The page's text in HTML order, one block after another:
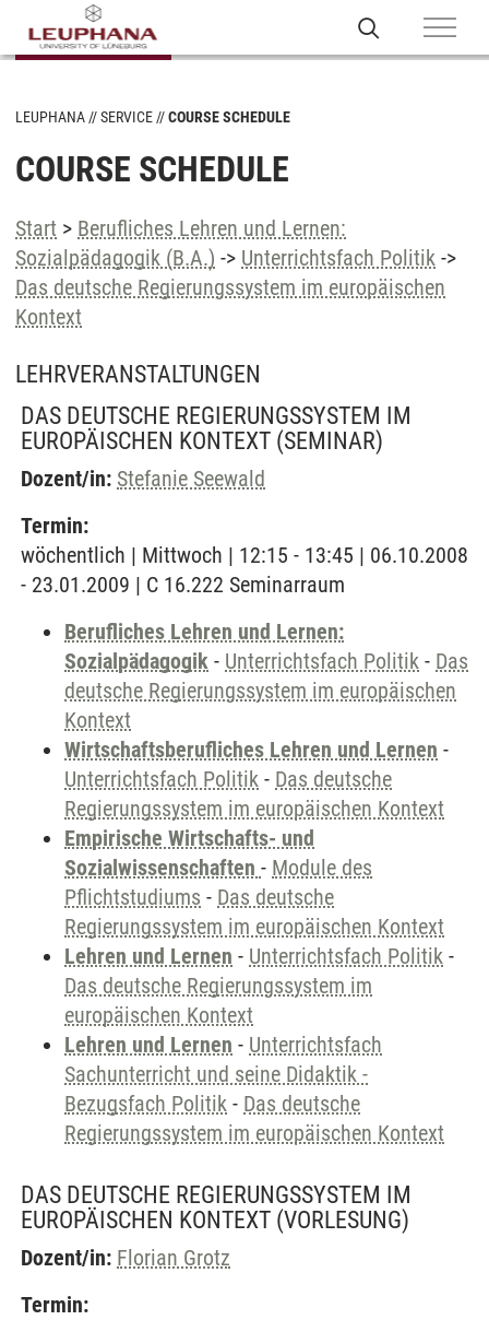
LEUPHANA SERVICE COURSE SCHEDULE
COURSE SCHEDULE
Start > Berufliches Lehren und Lernen:
Sozialpädagogik (B.A.) -> Unterrichtsfach Politik ->
Das deutsche Regierungssystem im europäischen
Kontext
LEHRVERANSTALTUNGEN
DAS DEUTSCHE REGIERUNGSSYSTEM IM
EUROPÄISCHEN KONTEXT (SEMINAR)
Dozent/in: Stefanie Seewald
Termin:
wöchentlich | Mittwoch | 12:15 - 13:45 | 06.10.2008
- 23.01.2009 | C 16.222 Seminarraum
Berufliches Lehren und Lernen:
Sozialpädagogik - Unterrichtsfach Politik - Das
deutsche Regierungssystem im europäischen
Kontext
Wirtschaftsberufliches Lehren und Lernen -
Unterrichtsfach Politik - Das deutsche
Regierungssystem im europäischen Kontext
Empirische Wirtschafts- und
Sozialwissenschaften - Module des
Pflichtstudiums - Das deutsche
Regierungssystem im europäischen Kontext
Lehren und Lernen - Unterrichtsfach Politik -
Das deutsche Regierungssystem im
europäischen Kontext
Lehren und Lernen - Unterrichtsfach
Sachunterricht und seine Didaktik -
Bezugsfach Politik - Das deutsche
Regierungssystem im europäischen Kontext
DAS DEUTSCHE REGIERUNGSSYSTEM IM
EUROPÄISCHEN KONTEXT (VORLESUNG)
Dozent/in: Florian Grotz
Termin: